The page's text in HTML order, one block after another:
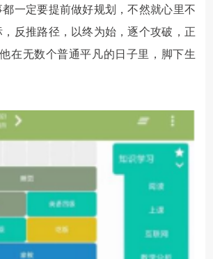
一定要提前做好规划，不然就心里不
，反推路径，以终为始，逐个攻破，正
在无数个普通平凡的日子里，脚下生